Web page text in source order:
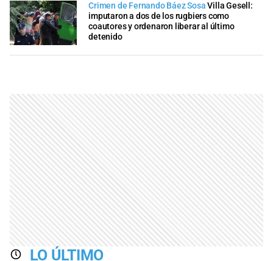
Crimen de Fernando Báez Sosa Villa Gesell:
imputaron a dos de los rugbiers como
coautores y ordenaron liberar al último
detenido
LO ÚLTIMO